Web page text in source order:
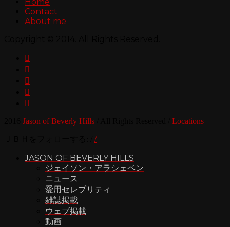
Contact
About me





Jason of Beverly Hills Locations
/
JASON OF BEVERLY HILLS
ジェイソン・アラシェベン
ニュース
愛用セレブリティ
雑誌掲載
ウェブ掲載
動画